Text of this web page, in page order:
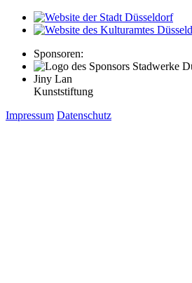
Sponsoren:
Jiny Lan
Kunststiftung
Impressum Datenschutz